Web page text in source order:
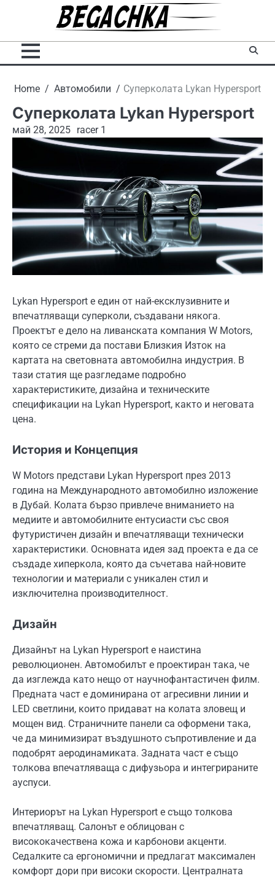
Home Автомобили Суперколата Lykan Hypersport
Суперколата Lykan Hypersport
май 28, 2025 racer 1
Lykan Hypersport е един от най-ексклузивните и
впечатляващи суперколи, създавани някога.
Проектът е дело на ливанската компания W Motors,
която се стреми да постави Близкия Изток на
картата на световната автомобилна индустрия. В
тази статия ще разгледаме подробно
характеристиките, дизайна и техническите
спецификации на Lykan Hypersport, както и неговата
цена.
История и Концепция
W Motors представи Lykan Hypersport през 2013
година на Международното автомобилно изложение
в Дубай. Колата бързо привлече вниманието на
медиите и автомобилните ентусиасти със своя
футуристичен дизайн и впечатляващи технически
характеристики. Основната идея зад проекта е да се
създаде хиперкола, която да съчетава най-новите
технологии и материали с уникален стил и
изключителна производителност.
Дизайн
Дизайнът на Lykan Hypersport е наистина
революционен. Автомобилът е проектиран така, че
да изглежда като нещо от научнофантастичен филм.
Предната част е доминирана от агресивни линии и
LED светлини, които придават на колата зловещ и
мощен вид. Страничните панели са оформени така,
че да минимизират въздушното съпротивление и да
подобрят аеродинамиката. Задната част е също
толкова впечатляваща с дифузьора и интегрираните
ауспуси.
Интериорът на Lykan Hypersport е също толкова
впечатляващ. Салонът е облицован с
висококачествена кожа и карбонови акценти.
Седалките са ергономични и предлагат максимален
комфорт дори при високи скорости. Централната